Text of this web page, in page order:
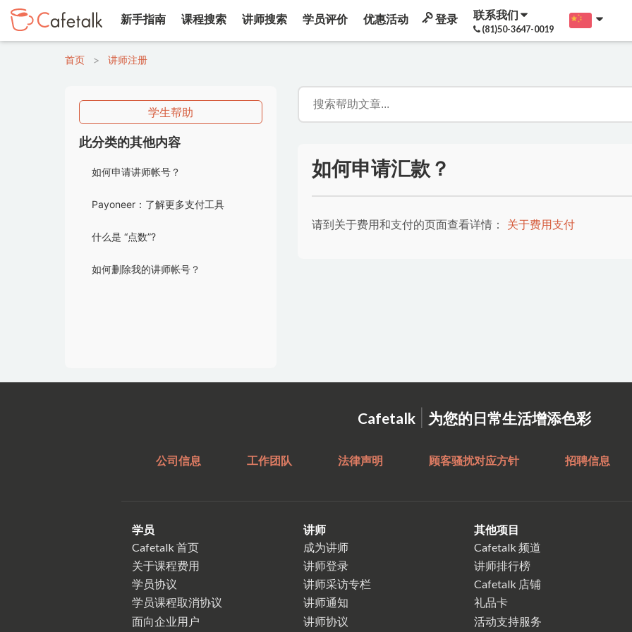
新手指南 课程搜索 讲师搜索 学员评价 优惠活动 登录 联系我们
(81)50-3647-0019
首页 > 讲师注册
学生帮助
此分类的其他内容
如何申请讲师帐号？
Payoneer：了解更多支付工具
什么是 “点数”?
如何删除我的讲师帐号？
如何申请汇款？
请到关于费用和支付的页面查看详情： 关于费用支付
Cafetalk | 为您的日常生活增添色彩
公司信息 工作团队 法律声明 顾客骚扰对应方针 招聘信息
学员
Cafetalk 首页
关于课程费用
学员协议
学员课程取消协议
面向企业用户
讲师
成为讲师
讲师登录
讲师采访专栏
讲师通知
讲师协议
其他项目
Cafetalk 频道
讲师排行榜
Cafetalk 店铺
礼品卡
活动支持服务